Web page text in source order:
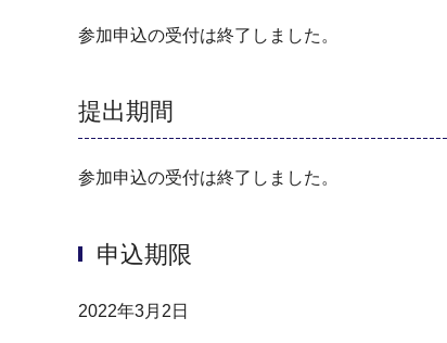
参加申込の受付は終了しました。
提出期間
参加申込の受付は終了しました。
申込期限
2022年3月2日